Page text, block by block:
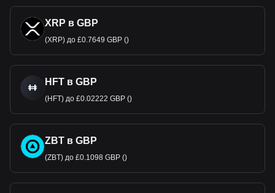
XRP в GBP
(XRP) до £0.7649 GBP ()
HFT в GBP
(HFT) до £0.02222 GBP ()
ZBT в GBP
(ZBT) до £0.1098 GBP ()